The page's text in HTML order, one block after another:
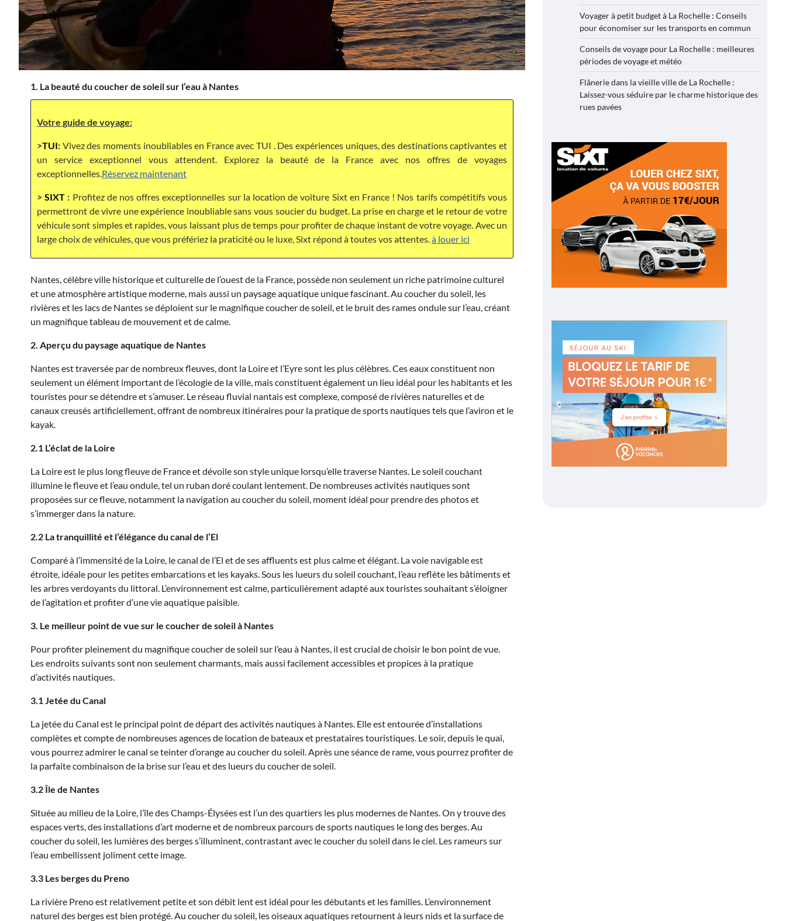
1. La beauté du coucher de soleil sur l’eau à Nantes
Votre guide de voyage:
>TUI: Vivez des moments inoubliables en France avec TUI . Des expériences uniques, des destinations captivantes et
un service exceptionnel vous attendent. Explorez la beauté de la France avec nos offres de voyages
exceptionnelles.Réservez maintenant
>SIXT : Profitez de nos offres exceptionnelles sur la location de voiture Sixt en France ! Nos tarifs compétitifs vous
permettront de vivre une expérience inoubliable sans vous soucier du budget. La prise en charge et le retour de votre
véhicule sont simples et rapides, vous laissant plus de temps pour profiter de chaque instant de votre voyage. Avec un
large choix de véhicules, que vous préfériez la praticité ou le luxe, Sixt répond à toutes vos attentes.à louer ici
Nantes, célèbre ville historique et culturelle de l’ouest de la France, possède non seulement un riche patrimoine culturel
et une atmosphère artistique moderne, mais aussi un paysage aquatique unique fascinant. Au coucher du soleil, les
rivières et les lacs de Nantes se déploient sur le magnifique coucher de soleil, et le bruit des rames ondule sur l’eau, créant
un magnifique tableau de mouvement et de calme.
2. Aperçu du paysage aquatique de Nantes
Nantes est traversée par de nombreux fleuves, dont la Loire et l’Eyre sont les plus célèbres. Ces eaux constituent non
seulement un élément important de l’écologie de la ville, mais constituent également un lieu idéal pour les habitants et les
touristes pour se détendre et s’amuser. Le réseau fluvial nantais est complexe, composé de rivières naturelles et de
canaux creusés artificiellement, offrant de nombreux itinéraires pour la pratique de sports nautiques tels que l’aviron et le
kayak.
2.1 L’éclat de la Loire
La Loire est le plus long fleuve de France et dévoile son style unique lorsqu’elle traverse Nantes. Le soleil couchant
illumine le fleuve et l’eau ondule, tel un ruban doré coulant lentement. De nombreuses activités nautiques sont
proposées sur ce fleuve, notamment la navigation au coucher du soleil, moment idéal pour prendre des photos et
s’immerger dans la nature.
2.2 La tranquillité et l’élégance du canal de l’El
Comparé à l’immensité de la Loire, le canal de l’El et de ses affluents est plus calme et élégant. La voie navigable est
étroite, idéale pour les petites embarcations et les kayaks. Sous les lueurs du soleil couchant, l’eau reflète les bâtiments et
les arbres verdoyants du littoral. L’environnement est calme, particulièrement adapté aux touristes souhaitant s’éloigner
de l’agitation et profiter d’une vie aquatique paisible.
3. Le meilleur point de vue sur le coucher de soleil à Nantes
Pour profiter pleinement du magnifique coucher de soleil sur l’eau à Nantes, il est crucial de choisir le bon point de vue.
Les endroits suivants sont non seulement charmants, mais aussi facilement accessibles et propices à la pratique
d’activités nautiques.
3.1 Jetée du Canal
La jetée du Canal est le principal point de départ des activités nautiques à Nantes. Elle est entourée d’installations
complètes et compte de nombreuses agences de location de bateaux et prestataires touristiques. Le soir, depuis le quai,
vous pourrez admirer le canal se teinter d’orange au coucher du soleil. Après une séance de rame, vous pourrez profiter de
la parfaite combinaison de la brise sur l’eau et des lueurs du coucher de soleil.
3.2 Île de Nantes
Située au milieu de la Loire, l’île des Champs-Élysées est l’un des quartiers les plus modernes de Nantes. On y trouve des
espaces verts, des installations d’art moderne et de nombreux parcours de sports nautiques le long des berges. Au
coucher du soleil, les lumières des berges s’illuminent, contrastant avec le coucher du soleil dans le ciel. Les rameurs sur
l’eau embellissent joliment cette image.
3.3 Les berges du Preno
La rivière Preno est relativement petite et son débit lent est idéal pour les débutants et les familles. L’environnement
naturel des berges est bien protégé. Au coucher du soleil, les oiseaux aquatiques retournent à leurs nids et la surface de
Voyager à petit budget à La Rochelle : Conseils
pour économiser sur les transports en commun
Conseils de voyage pour La Rochelle : meilleures
périodes de voyage et météo
Flânerie dans la vieille ville de La Rochelle :
Laissez-vous séduire par le charme historique des
rues pavées